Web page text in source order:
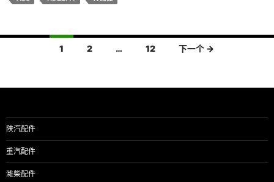
导
1 2 … 12 下一个 →
陕汽配件
重汽配件
潍柴配件